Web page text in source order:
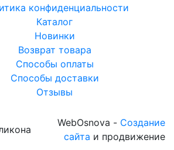
конфиденциальности
Каталог
Новинки
Возврат товара
Способы оплаты
Способы доставки
Отзывы
WebOsnova - Создание
сайта и продвижение